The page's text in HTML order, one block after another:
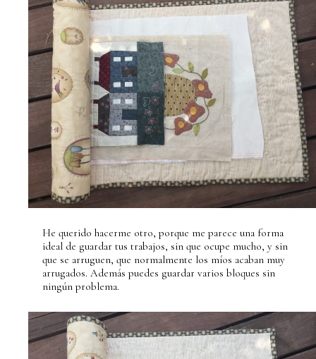
He querido hacerme otro, porque me parece una forma
ideal de guardar tus trabajos, sin que ocupe mucho, y sin
que se arruguen, que normalmente los míos acaban muy
arrugados. Además puedes guardar varios bloques sin
ningún problema.